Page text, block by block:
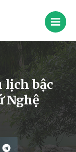
lịch bậc
Nghệ